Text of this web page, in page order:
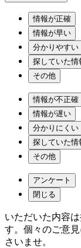
情報が正確
情報が早い
分かりやすい
探していた情
その他
情報が不正確
情報が遅い
分かりにくい
探していた情
その他
アンケート
閉じる
いただいた内容
す。個々のご意
さいませ。